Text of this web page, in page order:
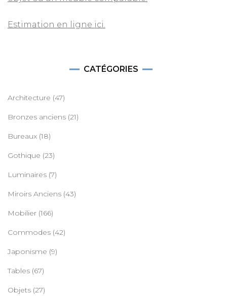
Estimation en ligne ici.
CATÉGORIES
Architecture (47)
Bronzes anciens (21)
Bureaux (18)
Gothique (23)
Luminaires (7)
Miroirs Anciens (43)
Mobilier (166)
Commodes (42)
Japonisme (9)
Tables (67)
Objets (27)